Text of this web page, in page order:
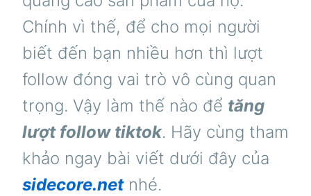
Chính vì thế, để cho mọi người
biết đến bạn nhiều hơn thì lượt
follow đóng vai trò vô cùng quan
trọng. Vậy làm thế nào để tăng
lượt follow tiktok. Hãy cùng tham
khảo ngay bài viết dưới đây của
sidecore.netnhé.